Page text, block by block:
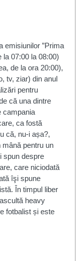
emisiunilor ”Prima
la 07:00 la 08:00)
de la ora 20:00),
tv, ziar) din anul
pentru
că una dintre
campania
ca fostă
că, nu-i așa?,
pentru un
spun despre
care niciodată
îşi spune
În timpul liber
heavy
fotbalist și este